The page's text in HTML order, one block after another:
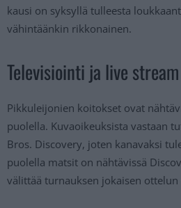
kausi on syksyllä tulleesta
vähintäänkin rikkonainen.
Televisiointi ja live stream
Pikkuleijonien koitokset ovat
puolella. Kuvaoikeuksista vastaan
Bros. Discovery, joten kanavaksi
puolella matsit on nähtävissä
välittää turnauksen jokaisen ottelun